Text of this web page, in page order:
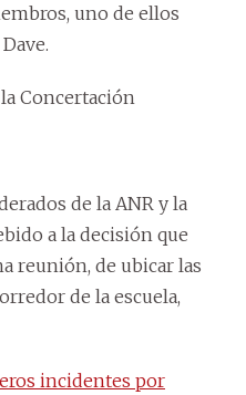
uno de ellos
Concertación
de la ANR y la
a la decisión que
reunión, de ubicar las
de la escuela,
incidentes por